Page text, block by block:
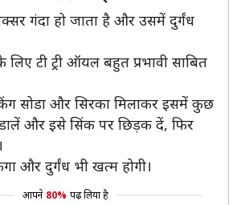
गंदा हो जाता है और उसमें दुर्गंध
टी ट्री ऑयल बहुत प्रभावी साबित
सोडा और सिरका मिलाकर इसमें कुछ
और इसे सिंक पर छिड़क दें, फिर
और दुर्गंध भी खत्म होगी।
आपने 80% पढ़ लिया है